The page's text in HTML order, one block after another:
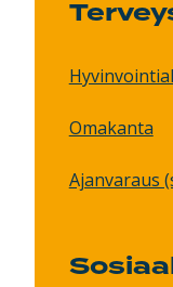
Omakanta
Ajanvaraus